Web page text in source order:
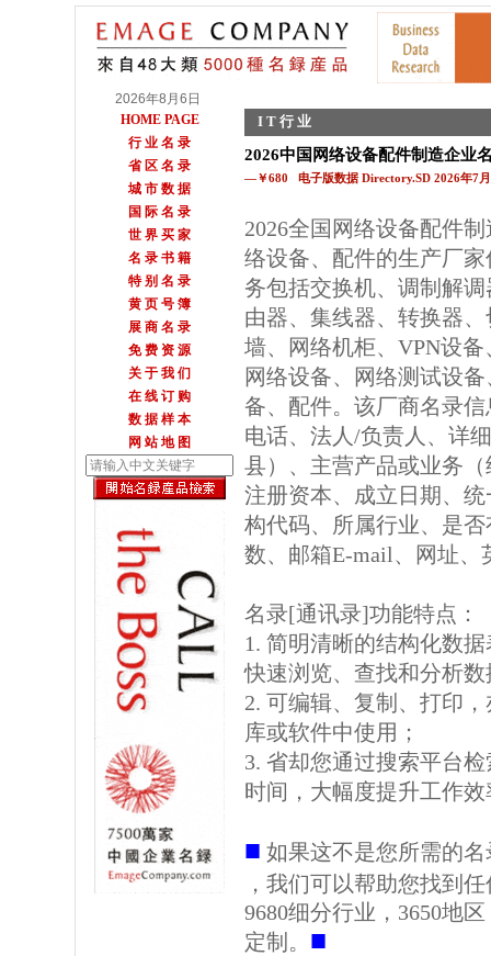
2026年8月6日
HOME PAGE
行 业 名 录
省 区 名 录
城 市 数 据
国 际 名 录
世 界 买 家
名 录 书 籍
特 别 名 录
黄 页 号 簿
展 商 名 录
免 费 资 源
关 于 我 们
在 线 订 购
数 据 样 本
网 站 地 图
I T 行 业
2026中国网络设备配件制造企业
—￥680 电子版数据 Directory.SD 2026年7
2026全国网络设备配件
络设备、配件的生产厂
务包括交换机、调制解
由器、集线器、转换器
墙、网络机柜、VPN设
网络设备、网络测试设
备、配件。该厂商名录
电话、法人/负责人、详
县）、主营产品或业务
注册资本、成立日期、
构代码、所属行业、是
数、邮箱E-mail、网址、
名录[通讯录]功能特点：
1. 简明清晰的结构化数
快速浏览、查找和分析数
2. 可编辑、复制、打印
库或软件中使用；
3. 省却您通过搜索平台
时间，大幅度提升工作效
■ 如果这不是您所需的
，我们可以帮助您找到
9680细分行业，3650地
定制。 ■